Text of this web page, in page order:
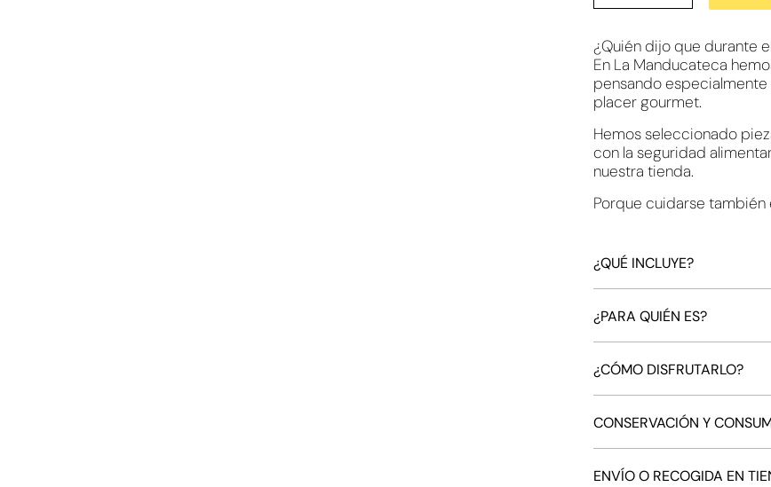
¿Quién dijo que durante
En La Manducateca
pensando especialmente
placer gourmet.
Hemos seleccionado
con la seguridad
nuestra tienda.
Porque cuidarse
¿QUÉ INCLUYE?
¿PARA QUIÉN ES?
¿CÓMO DISFRUTARLO?
CONSERVACIÓN Y
ENVÍO O RECOGIDA EN